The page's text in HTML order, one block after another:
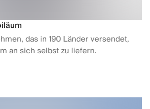
das in 190 Länder versendet,
an sich selbst zu liefern.